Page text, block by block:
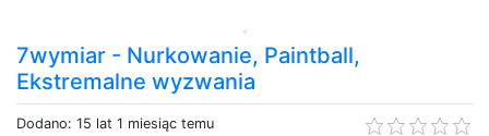
7wymiar - Nurkowanie, Paintball,
Ekstremalne wyzwania
Dodano: 15 lat 1 miesiąc temu